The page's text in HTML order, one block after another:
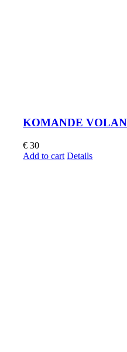
KOMANDE
€ 30
Add to cart Details